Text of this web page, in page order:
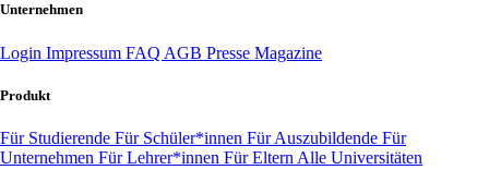
Unternehmen
Login Impressum FAQ AGB Presse Magazine
Produkt
Für Studierende Für Schüler*innen Für Auszubildende Für
Unternehmen Für Lehrer*innen Für Eltern Alle Universitäten